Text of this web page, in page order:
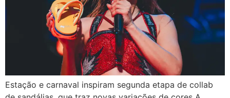
Estação e carnaval inspiram segunda etapa de collab